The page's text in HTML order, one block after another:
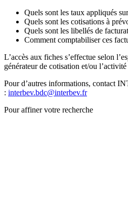
Quels sont les taux appliqués
Quels sont les cotisations à
Quels sont les libellés de
Comment comptabiliser ces
L’accès aux fiches s’effectue selon
générateur de cotisation et/ou
Pour d’autres informations, contact
: interbev.bdc@interbev.fr
Pour affiner votre recherche